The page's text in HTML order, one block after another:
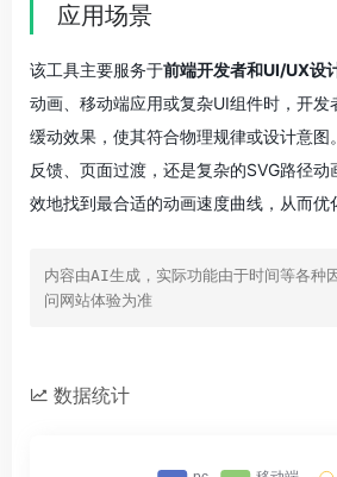
应用场景
该工具主要服务于前端开发者和UI/UX设
动画、移动端应用或复杂UI组件时，开发
缓动效果，使其符合物理规律或设计意图
反馈、页面过渡，还是复杂的SVG路径
效地找到最合适的动画速度曲线，从而优
内容由AI生成，实际功能由于时间等各种
问网站体验为准
数据统计